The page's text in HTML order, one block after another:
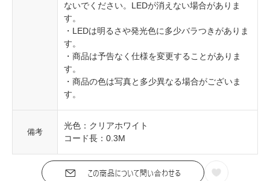
ないでください。LEDが消えない場合がありま
す。
・LEDは明るさや発光色に多少バラつきがありま
す。
・商品は予告なく仕様を変更することがありま
す。
・商品の色は写真と多少異なる場合がございま
す。
備考
光色：クリアホワイト
コード長：0.3M